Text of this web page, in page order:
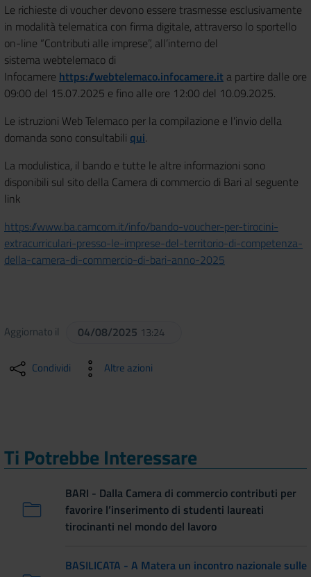
Le richieste di voucher devono essere trasmesse esclusivamente
in modalità telematica con firma digitale, attraverso lo sportello
on-line “Contributi alle imprese”, all’interno del
sistema webtelemaco di
Infocamere https://webtelemaco.infocamere.it a partire dalle ore
09:00 del 15.07.2025 e fino alle ore 12:00 del 10.09.2025.
Le istruzioni Web Telemaco per la compilazione e l'invio della
domanda sono consultabili qui.
La modulistica, il bando e tutte le altre informazioni sono
disponibili sul sito della Camera di commercio di Bari al seguente
link
https://www.ba.camcom.it/info/bando-voucher-per-tirocini-
extracurriculari-presso-le-imprese-del-territorio-di-competenza-
della-camera-di-commercio-di-bari-anno-2025
Aggiornato il 04/08/2025 13:24
Condividi Altre azioni
Ti Potrebbe Interessare
BARI - Dalla Camera di commercio contributi per
favorire l’inserimento di studenti laureati
tirocinanti nel mondo del lavoro
BASILICATA - A Matera un incontro nazionale sulle